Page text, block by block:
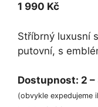
1 990 Kč
Stříbrný luxusní
putovní, s
Dostupnost: 2
(obvykle expedujeme